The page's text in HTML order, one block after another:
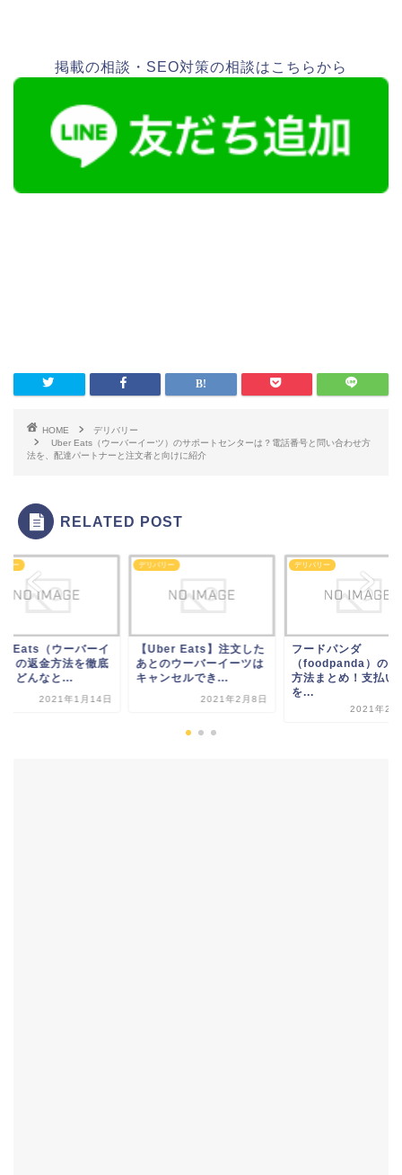
掲載の相談・SEO対策の相談はこちらから
HOME
デリバリー
Uber Eats（ウーバーイーツ）のサポートセンターは？電話番号と問い合わせ方
法を、配達パートナーと注文者と向けに紹介
RELATED POST
リー
Eats（ウーバーイ
）の返金方法を徹底
！どんなと...
2021年1月14日
デリバリー
【Uber Eats】注文した
あとのウーバーイーツは
キャンセルでき...
2021年2月8日
デリバリー
フードパンダ
（foodpanda）の支
方法まとめ！支払い
を...
2021年2